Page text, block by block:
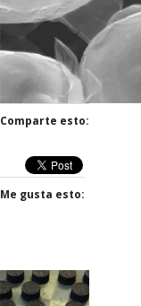
Comparte esto:
Me gusta esto: